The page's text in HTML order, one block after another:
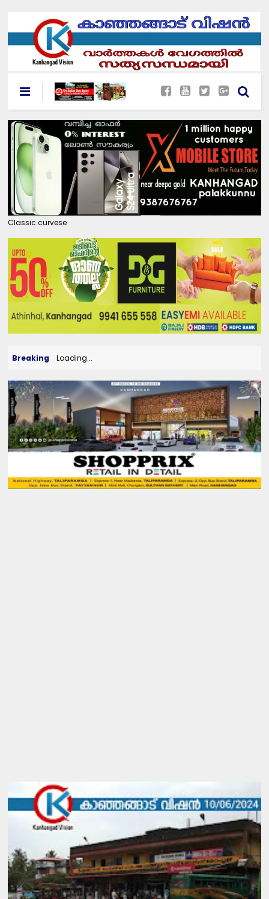
Classic curvese
Breaking Loading...